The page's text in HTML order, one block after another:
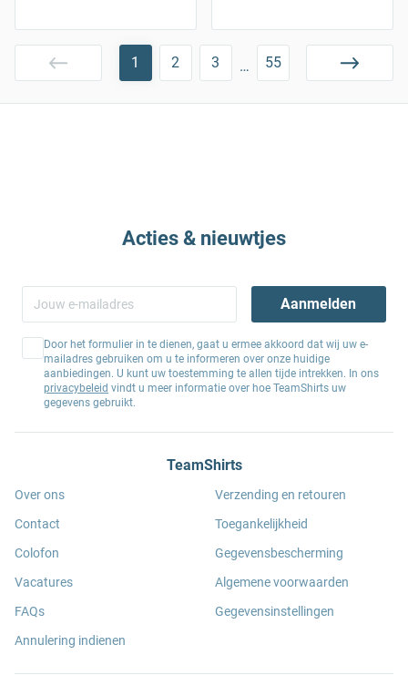
1 2 3 … 55
Acties & nieuwtjes
Aanmelden
Door het formulier in te dienen, gaat u ermee akkoord dat wij uw e-
mailadres gebruiken om u te informeren over onze huidige
aanbiedingen. U kunt uw toestemming te allen tijde intrekken. In ons
privacybeleid vindt u meer informatie over hoe TeamShirts uw
gegevens gebruikt.
TeamShirts
Over ons
Contact
Colofon
Vacatures
FAQs
Annulering indienen
Verzending en retouren
Toegankelijkheid
Gegevensbescherming
Algemene voorwaarden
Gegevensinstellingen